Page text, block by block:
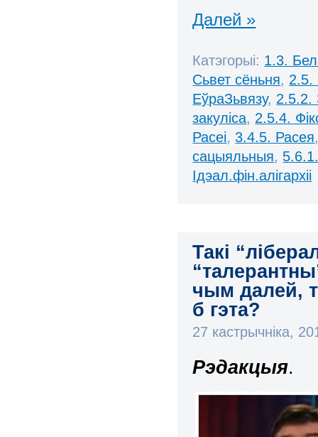
Далей »
Катэгорыі: 1.3.
Сьвет сёньня, 2.5.
ЕўраЗьвязу, 2.5.2.
закуліса, 2.5.4.
Расеі, 3.4.5. Расея
сацыяльныя,
Ідэал.фін.алігархіі
Такі
чым далей,
б гэта?
27 кастрычніка,
Рэдакцыя.